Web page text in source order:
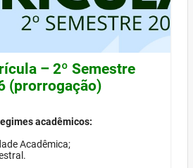
– 2º Semestre
(prorrogação)
acadêmicos:
Acadêmica;